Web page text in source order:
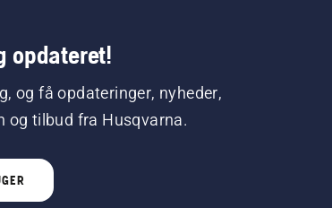
opdateret!
og få opdateringer, nyheder,
og tilbud fra Husqvarna.